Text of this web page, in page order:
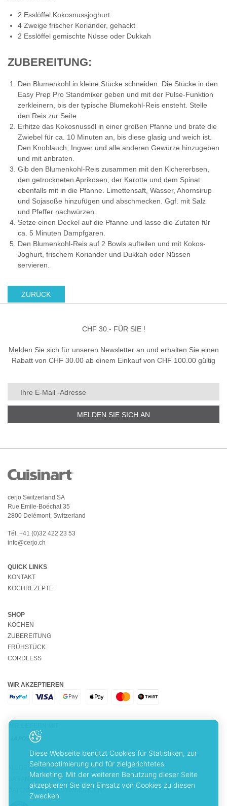
2 Esslöffel Kokosnussjoghurt
4 Zweige frischer Koriander, gehackt
2 Esslöffel gemischte Nüsse oder Dukkah
ZUBEREITUNG:
Den Blumenkohl in kleine Stücke schneiden. Die Stücke in den
Easy Prep Pro Standmixer geben und mit der Pulse-Funktion
zerkleinern, bis der typische Blumekohl-Reis ensteht. Stelle
den Reis zur Seite.
Erhitze das Kokosnussöl in einer großen Pfanne und brate die
Zwiebel für ca. 10 Minuten an, bis diese glasig und weich ist.
Den Knoblauch, Ingwer und alle anderen Gewürze hinzugeben
und mit anbraten.
Gib den Blumenkohl-Reis zusammen mit den Kichererbsen,
den getrockneten Aprikosen, der Karotte und dem Spinat
ebenfalls mit in die Pfanne. Limettensaft, Wasser, Ahornsirup
und Sojasoße hinzufügen und abschmecken. Ggf. mit Salz
und Pfeffer nachwürzen.
Setze einen Deckel auf die Pfanne und lasse die Zutaten für
ca. 5 Minuten Dampfgaren.
Den Blumenkohl-Reis auf 2 Bowls aufteilen und mit Kokos-
Joghurt, frischem Koriander und Dukkah oder Nüssen
servieren.
ZURÜCK
CHF 30.- FÜR SIE !
Melden Sie sich für unseren Newsletter an und erhalten Sie einen
Rabatt von CHF 30.00 ab einem Einkauf von CHF 100.00 gültig
MELDEN SIE SICH AN
cerjo Switzerland SA
Rue Emile-Boéchat 35
2800 Delémont, Switzerland
Tél. +41 (0)32 422 23 53
info@cerjo.ch
QUICK LINKS
KONTAKT
KOCHREZEPTE
SHOP
KOCHEN
ZUBEREITUNG
FRÜHSTÜCK
CORDLESS
WIR AKZEPTIEREN
WIR LIEFERN MIT
ALLGEMEINE GESCHÄFTSBEDINGUNGEN
GARANTIE
DATENSCHUTZBESTIMMUNGEN
Diese Webseite benutzt Cookies für Statistiken, zur
Seitenoptimierung und für zielgerichtetes
Marketing. Mit der weiteren Benutzung dieser Seite
akzeptieren Sie den Einsatz von Cookies zu diesen
Zwecken.